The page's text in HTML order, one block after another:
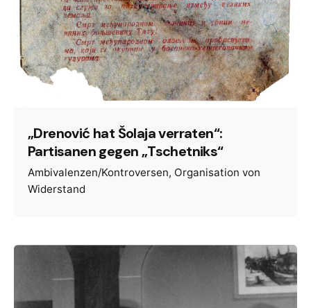
„Drenović hat Šolaja verraten“:
Partisanen gegen „Tschetniks“
Ambivalenzen/Kontroversen Organisation von
Widerstand